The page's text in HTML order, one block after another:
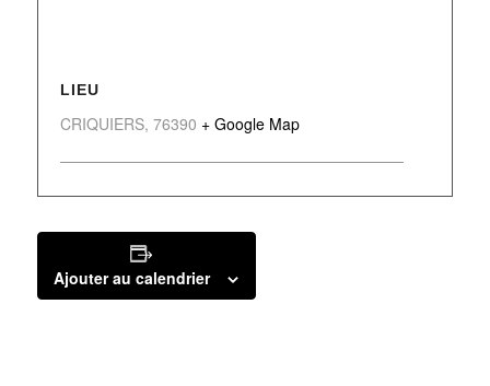
LIEU
CRIQUIERS, 76390 + Google Map
Ajouter au calendrier